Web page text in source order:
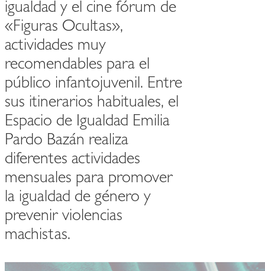
igualdad y el cine fórum de
«Figuras Ocultas»,
actividades muy
recomendables para el
público infantojuvenil. Entre
sus itinerarios habituales, el
Espacio de Igualdad Emilia
Pardo Bazán realiza
diferentes actividades
mensuales para promover
la igualdad de género y
prevenir violencias
machistas.